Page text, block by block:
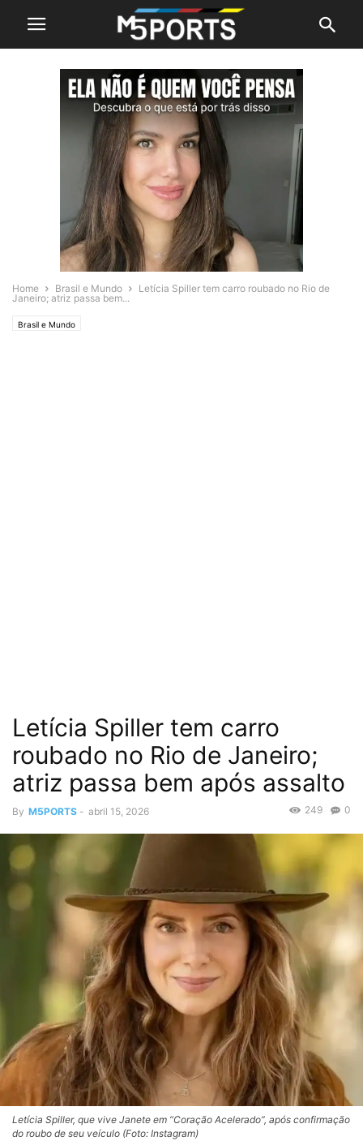
Home Brasil e Mundo
Letícia Spiller tem carro roubado no Rio de
Janeiro; atriz passa bem...
Brasil e Mundo
Letícia Spiller tem carro
roubado no Rio de Janeiro;
atriz passa bem após assalto
By M5PORTS - abril 15, 2026 0
249
Letícia Spiller, que vive Janete em “Coração Acelerado”, após confirmação
do roubo de seu veículo (Foto: Instagram)